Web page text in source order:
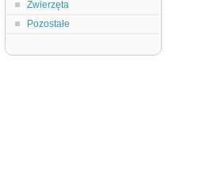
Zwierzęta
Pozostałe